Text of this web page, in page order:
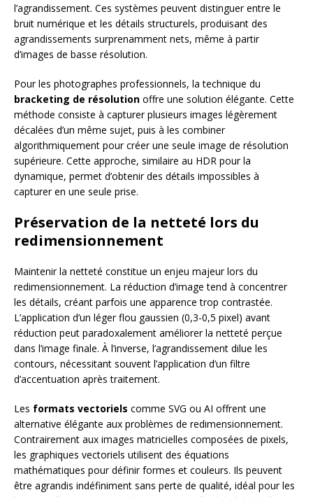
l’agrandissement. Ces systèmes peuvent distinguer entre le
bruit numérique et les détails structurels, produisant des
agrandissements surprenamment nets, même à partir
d’images de basse résolution.
Pour les photographes professionnels, la technique du
bracketing de résolution offre une solution élégante. Cette
méthode consiste à capturer plusieurs images légèrement
décalées d’un même sujet, puis à les combiner
algorithmiquement pour créer une seule image de résolution
supérieure. Cette approche, similaire au HDR pour la
dynamique, permet d’obtenir des détails impossibles à
capturer en une seule prise.
Préservation de la netteté lors du
redimensionnement
Maintenir la netteté constitue un enjeu majeur lors du
redimensionnement. La réduction d’image tend à concentrer
les détails, créant parfois une apparence trop contrastée.
L’application d’un léger flou gaussien (0,3-0,5 pixel) avant
réduction peut paradoxalement améliorer la netteté perçue
dans l’image finale. À l’inverse, l’agrandissement dilue les
contours, nécessitant souvent l’application d’un filtre
d’accentuation après traitement.
Les formats vectoriels comme SVG ou AI offrent une
alternative élégante aux problèmes de redimensionnement.
Contrairement aux images matricielles composées de pixels,
les graphiques vectoriels utilisent des équations
mathématiques pour définir formes et couleurs. Ils peuvent
être agrandis indéfiniment sans perte de qualité, idéal pour les